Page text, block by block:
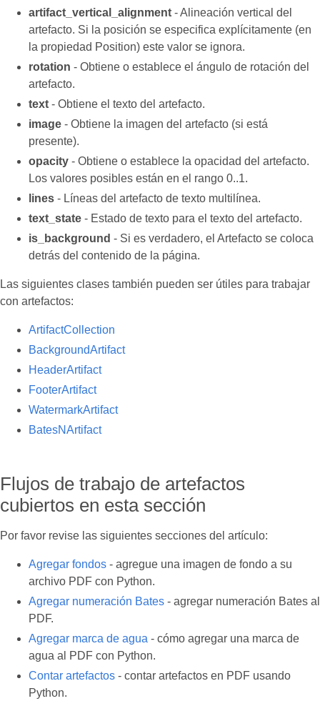
artifact_vertical_alignment - Alineación vertical del
artefacto. Si la posición se especifica explícitamente (en
la propiedad Position) este valor se ignora.
rotation - Obtiene o establece el ángulo de rotación del
artefacto.
text - Obtiene el texto del artefacto.
image - Obtiene la imagen del artefacto (si está
presente).
opacity - Obtiene o establece la opacidad del artefacto.
Los valores posibles están en el rango 0..1.
lines - Líneas del artefacto de texto multilínea.
text_state - Estado de texto para el texto del artefacto.
is_background - Si es verdadero, el Artefacto se coloca
detrás del contenido de la página.
Las siguientes clases también pueden ser útiles para trabajar
con artefactos:
ArtifactCollection
BackgroundArtifact
HeaderArtifact
FooterArtifact
WatermarkArtifact
BatesNArtifact
Flujos de trabajo de artefactos
cubiertos en esta sección
Por favor revise las siguientes secciones del artículo:
Agregar fondos - agregue una imagen de fondo a su
archivo PDF con Python.
Agregar numeración Bates - agregar numeración Bates al
PDF.
Agregar marca de agua - cómo agregar una marca de
agua al PDF con Python.
Contar artefactos - contar artefactos en PDF usando
Python.